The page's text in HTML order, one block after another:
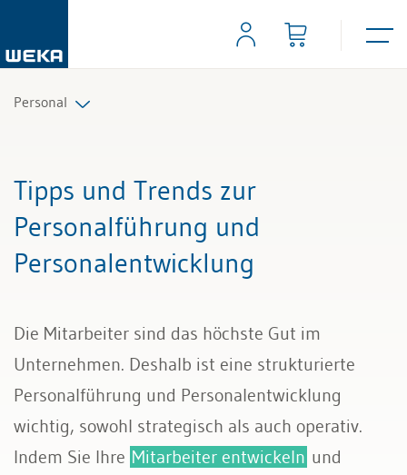
Personal
Arbeitsverträge und Reglemente
Arbeitszeit und Absenzen
Personalführung und Personalentwicklung
Kündigung & Arbeitszeugnis
Sozialversicherungen
Tipps und Trends zur
Personalführung und
Personalentwicklung
Die Mitarbeiter sind das höchste Gut im
Unternehmen. Deshalb ist eine strukturierte
Personalführung und Personalentwicklung
wichtig, sowohl strategisch als auch operativ.
Indem Sie Ihre Mitarbeiter entwickeln und